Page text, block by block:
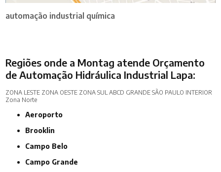
automação industrial química
Regiões onde a Montag atende Orçamento
de Automação Hidráulica Industrial Lapa:
ZONA LESTE ZONA OESTE ZONA SUL ABCD GRANDE SÃO PAULO INTERIOR
Zona Norte
Aeroporto
Brooklin
Campo Belo
Campo Grande